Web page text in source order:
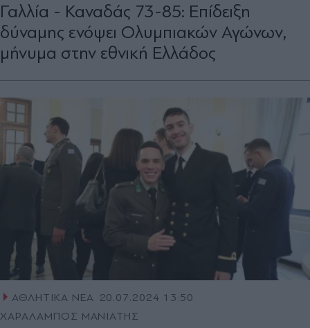
Γαλλία - Καναδάς 73-85: Επίδειξη
δύναμης ενόψει Ολυμπιακών Αγώνων,
μήνυμα στην εθνική Ελλάδος
ΑΘΛΗΤΙΚΑ ΝΕΑ 20.07.2024 13:50
ΧΑΡΑΛΑΜΠΟΣ ΜΑΝΙΑΤΗΣ